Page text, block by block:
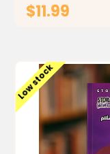
$11.99
Low stock